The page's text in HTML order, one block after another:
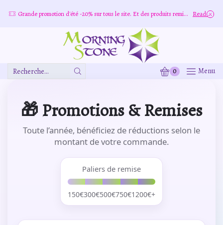
Grande promotion d'été -20% sur tous le site. Et des produits remisé indépendamment Read more
Zone
De
Recherche
0 Menu
🎁 Promotions & Remises
Toute l’année, bénéficiez de réductions selon le
montant de votre commande.
Paliers de remise
150€300€500€750€1200€+